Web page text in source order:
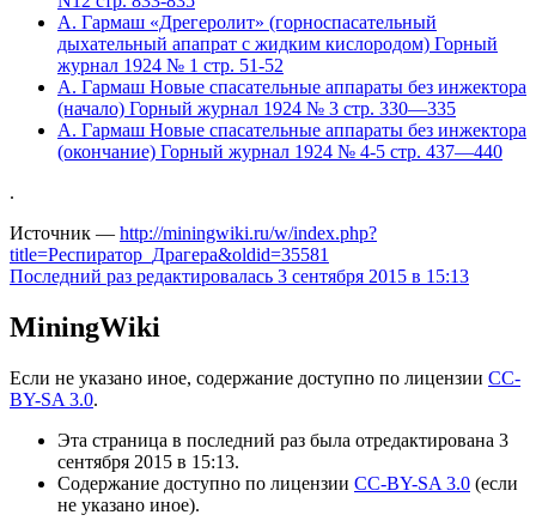
А. Гармаш «Дрегеролит» (горноспасательный
дыхательный апапрат с жидким кислородом) Горный
журнал 1924 № 1 стр. 51-52
А. Гармаш Новые спасательные аппараты без инжектора
(начало) Горный журнал 1924 № 3 стр. 330—335
А. Гармаш Новые спасательные аппараты без инжектора
(окончание) Горный журнал 1924 № 4-5 стр. 437—440
.
Источник — http://miningwiki.ru/w/index.php?
title=Респиратор_Драгера&oldid=35581
Последний раз редактировалась 3 сентября 2015 в 15:13
MiningWiki
Если не указано иное, содержание доступно по лицензии CC-
BY-SA 3.0.
Эта страница в последний раз была отредактирована 3
сентября 2015 в 15:13.
Содержание доступно по лицензии CC-BY-SA 3.0 (если
не указано иное).